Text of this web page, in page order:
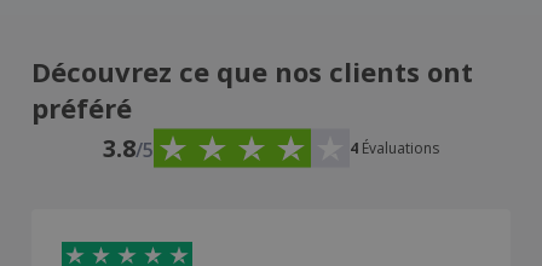
Découvrez ce que nos clients ont
préféré
3.8/5 4 Évaluations